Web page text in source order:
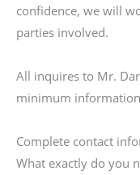
confidence, we will
parties involved.
All inquires to Mr.
minimum
Complete contact
What exactly do you